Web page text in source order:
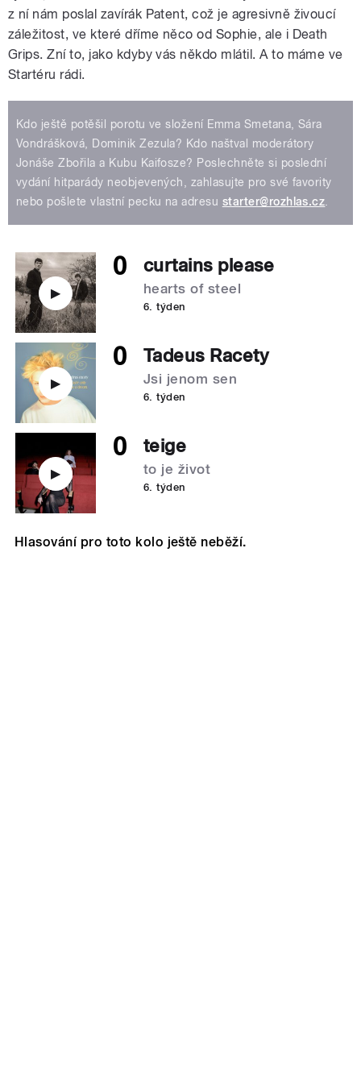
z ní nám poslal zavírák Patent, což je agresivně živoucí
záležitost, ve které dříme něco od Sophie, ale i Death
Grips. Zní to, jako kdyby vás někdo mlátil. A to máme ve
Startéru rádi.
Kdo ještě potěšil porotu ve složení Emma Smetana, Sára
Vondrášková, Dominik Zezula? Kdo naštval moderátory
Jonáše Zbořila a Kubu Kaifosze? Poslechněte si poslední
vydání hitparády neobjevených, zahlasujte pro své favority
nebo pošlete vlastní pecku na adresu starter@rozhlas.cz.